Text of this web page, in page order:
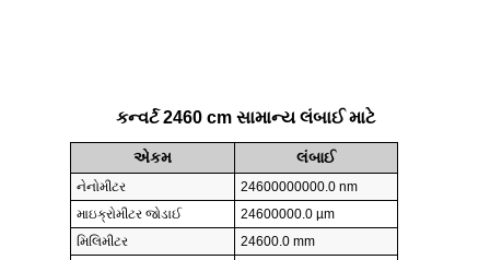
કન્વર્ટ 2460 cm સામાન્ય લંબાઈ માટે
એકમ લંબાઈ
નેનોમીટર
24600000000.0 nm
માઇક્રોમીટર જોડાઈ
24600000.0 µm
મિલિમીટર
24600.0 mm